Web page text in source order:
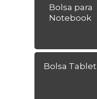
Bolsa para
Notebook
Bolsa Tablet